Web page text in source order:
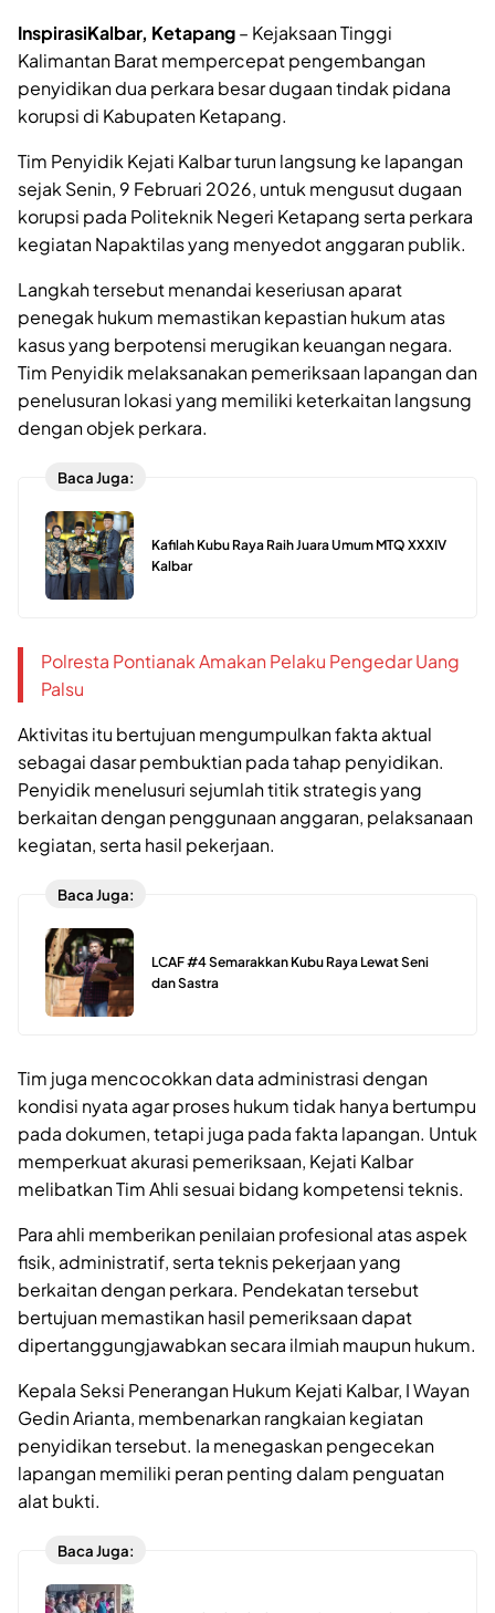
InspirasiKalbar, Ketapang– Kejaksaan Tinggi
Kalimantan Barat mempercepat pengembangan
penyidikan dua perkara besar dugaan tindak pidana
korupsi di Kabupaten Ketapang.
Tim Penyidik Kejati Kalbar turun langsung ke lapangan
sejak Senin, 9 Februari 2026, untuk mengusut dugaan
korupsi pada Politeknik Negeri Ketapang serta perkara
kegiatan Napaktilas yang menyedot anggaran publik.
Langkah tersebut menandai keseriusan aparat
penegak hukum memastikan kepastian hukum atas
kasus yang berpotensi merugikan keuangan negara.
Tim Penyidik melaksanakan pemeriksaan lapangan dan
penelusuran lokasi yang memiliki keterkaitan langsung
dengan objek perkara.
Baca Juga:
Kafilah Kubu Raya Raih Juara Umum MTQ XXXIV
Kalbar
Polresta Pontianak Amakan Pelaku Pengedar Uang
Palsu
Aktivitas itu bertujuan mengumpulkan fakta aktual
sebagai dasar pembuktian pada tahap penyidikan.
Penyidik menelusuri sejumlah titik strategis yang
berkaitan dengan penggunaan anggaran, pelaksanaan
kegiatan, serta hasil pekerjaan.
Baca Juga:
LCAF #4 Semarakkan Kubu Raya Lewat Seni
dan Sastra
Tim juga mencocokkan data administrasi dengan
kondisi nyata agar proses hukum tidak hanya bertumpu
pada dokumen, tetapi juga pada fakta lapangan. Untuk
memperkuat akurasi pemeriksaan, Kejati Kalbar
melibatkan Tim Ahli sesuai bidang kompetensi teknis.
Para ahli memberikan penilaian profesional atas aspek
fisik, administratif, serta teknis pekerjaan yang
berkaitan dengan perkara. Pendekatan tersebut
bertujuan memastikan hasil pemeriksaan dapat
dipertanggungjawabkan secara ilmiah maupun hukum.
Kepala Seksi Penerangan Hukum Kejati Kalbar, I Wayan
Gedin Arianta, membenarkan rangkaian kegiatan
penyidikan tersebut. Ia menegaskan pengecekan
lapangan memiliki peran penting dalam penguatan
alat bukti.
Baca Juga: